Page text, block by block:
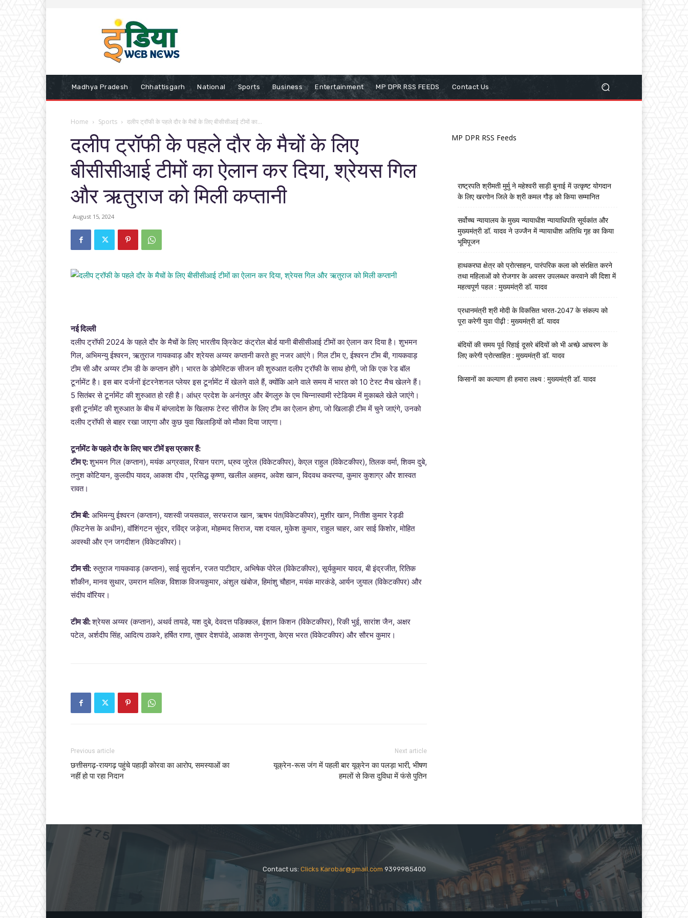
Madhya Pradesh Chhattisgarh National Sports Business Entertainment MP DPR RSS FEEDS Contact Us
Home Sports दलीप ट्रॉफी के पहले दौर के मैचों के लिए बीसीसीआई टीमों का...
दलीप ट्रॉफी के पहले दौर के मैचों के लिए
बीसीसीआई टीमों का ऐलान कर दिया, श्रेयस गिल
और ऋतुराज को मिली कप्तानी
August 15, 2024
नई दिल्ली
दलीप ट्रॉफी 2024 के पहले दौर के मैचों के लिए भारतीय क्रिकेट कंट्रोल बोर्ड यानी बीसीसीआई टीमों का ऐलान कर दिया है। शुभमन
गिल, अभिमन्यु ईश्वरन, ऋतुराज गायकवाड़ और श्रेयस अय्यर कप्तानी करते हुए नजर आएंगे। गिल टीम ए, ईश्वरन टीम बी, गायकवाड़
टीम सी और अय्यर टीम डी के कप्तान होंगे। भारत के डोमेस्टिक सीजन की शुरुआत दलीप ट्रॉफी के साथ होगी, जो कि एक रेड बॉल
टूर्नामेंट है। इस बार दर्जनों इंटरनेशनल प्लेयर इस टूर्नामेंट में खेलने वाले हैं, क्योंकि आने वाले समय में भारत को 10 टेस्ट मैच खेलने हैं।
5 सितंबर से टूर्नामेंट की शुरुआत हो रही है। आंध्र प्रदेश के अनंतपुर और बेंगलुरु के एम चिन्नास्वामी स्टेडियम में मुकाबले खेले जाएंगे।
इसी टूर्नामेंट की शुरुआत के बीच में बांग्लादेश के खिलाफ टेस्ट सीरीज के लिए टीम का ऐलान होगा, जो खिलाड़ी टीम में चुने जाएंगे, उनको
दलीप ट्रॉफी से बाहर रखा जाएगा और कुछ युवा खिलाड़ियों को मौका दिया जाएगा।
टूर्नामेंट के पहले दौर के लिए चार टीमें इस प्रकार हैं:
टीम ए:शुभमन गिल (कप्तान), मयंक अग्रवाल, रियान पराग, ध्रुव जुरेल (विकेटकीपर), केएल राहुल (विकेटकीपर), तिलक वर्मा, शिवम दुबे,
तनुश कोटियान, कुलदीप यादव, आकाश दीप , प्रसिद्ध कृष्णा, खलील अहमद, अवेश खान, विदवथ कवरप्पा, कुमार कुशाग्र और शास्वत
रावत।
टीम बी: अभिमन्यु ईश्वरन (कप्तान), यशस्वी जयसवाल, सरफराज खान, ऋषभ पंत(विकेटकीपर), मुशीर खान, नितीश कुमार रेड्डी
(फिटनेस के अधीन), वॉशिंगटन सुंदर, रविंद्र जड़ेजा, मोहम्मद सिराज, यश दयाल, मुकेश कुमार, राहुल चाहर, आर साई किशोर, मोहित
अवस्थी और एन जगदीशन (विकेटकीपर)।
टीम सी:रुतुराज गायकवाड़ (कप्तान), साई सुदर्शन, रजत पाटीदार, अभिषेक पोरेल (विकेटकीपर), सूर्यकुमार यादव, बी इंद्रजीत, रितिक
शौकीन, मानव सुथार, उमरान मलिक, विशाक विजयकुमार, अंशुल खंबोज, हिमांशु चौहान, मयंक मारकंडे, आर्यन जुयाल (विकेटकीपर) और
संदीप वॉरियर।
टीम डी:श्रेयस अय्यर (कप्तान), अथर्व तायडे, यश दुबे, देवदत्त पडिक्कल, ईशान किशन (विकेटकीपर), रिकी भुई, सारांश जैन, अक्षर
पटेल, अर्शदीप सिंह, आदित्य ठाकरे, हर्षित राणा, तुषार देशपांडे, आकाश सेनगुप्ता, केएस भरत (विकेटकीपर) और सौरभ कुमार।
Previous article
छत्तीसगढ़-रायगढ़ पहुंचे पहाड़ी कोरवा का आरोप, समस्याओं का
नहीं हो पा रहा निदान
Next article
यूक्रेन-रूस जंग में पहली बार यूक्रेन का पलड़ा भारी, भीषण
हमलों से किस दुविधा में फंसे पुतिन
MP DPR RSS Feeds
राष्ट्रपति श्रीमती मुर्मु ने महेश्वरी साड़ी बुनाई में उत्कृष्ट योगदान
के लिए खरगोन जिले के श्री कमल गौड़ को किया सम्मानित
सर्वोच्च न्यायालय के मुख्‍य न्‍यायाधीश न्यायाधिपति सूर्यकांत और
मुख्यमंत्री डॉ. यादव ने उज्जैन में न्यायाधीश अतिथि गृह का किया
भूमिपूजन
हाथकरघा क्षेत्र को प्रोत्साहन, पारंपरिक कला को संरक्षित करने
तथा महिलाओं को रोजगार के अवसर उपलब्धर करवाने की दिशा में
महत्वपूर्ण पहल : मुख्यमंत्री डॉ. यादव
प्रधानमंत्री श्री मोदी के विकसित भारत-2047 के संकल्प को
पूरा करेगी युवा पीढ़ी : मुख्यमंत्री डॉ. यादव
बंदियों की समय पूर्व रिहाई दूसरे बंदियों को भी अच्छे आचरण के
लिए करेगी प्रोत्साहित : मुख्यमंत्री डॉ. यादव
किसानों का कल्याण ही हमारा लक्ष्य : मुख्यमंत्री डॉ. यादव
Contact us: Clicks Karobar@gmail.com 9399985400